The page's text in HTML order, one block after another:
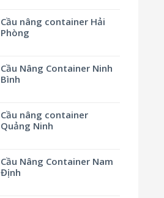
Cầu nâng container Hải
Phòng
Cầu Nâng Container Ninh
Bình
Cầu nâng container
Quảng Ninh
Cầu Nâng Container Nam
Định